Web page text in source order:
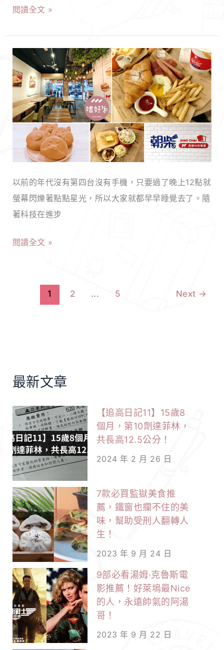
美
無
限
自
助
霸
霜
淋
到
飽！
必
米
推
黑
滷
飯，
無
閱讀全文 »
以前的年代沒有第四台沒有手機，只要過了晚上12點就
螢幕閃爍著點點星光，所以大家就都早早睡覺去了。隨
著科技在進步
【新
北
永
和】
朝
吐
司
永
店
味，
萌
柴
犬
燒
溶
化
你
的
心！
閱讀全文 »
1 2 ... 5 Next →
最新文章
【追高日記11】15歲8
個月，第10劑達菲林，
共長高12.5公分！
2024 年 2 月 26 日
7款必買監獄美食推
薦，鐵窗也攔不住的美
味，幫助受刑人翻轉人
生！
2023 年 9 月 24 日
9部必看湯姆·克魯斯電
影推薦！好萊塢最Nice
的人，永遠帥氣的阿湯
哥！
2023 年 9 月 22 日